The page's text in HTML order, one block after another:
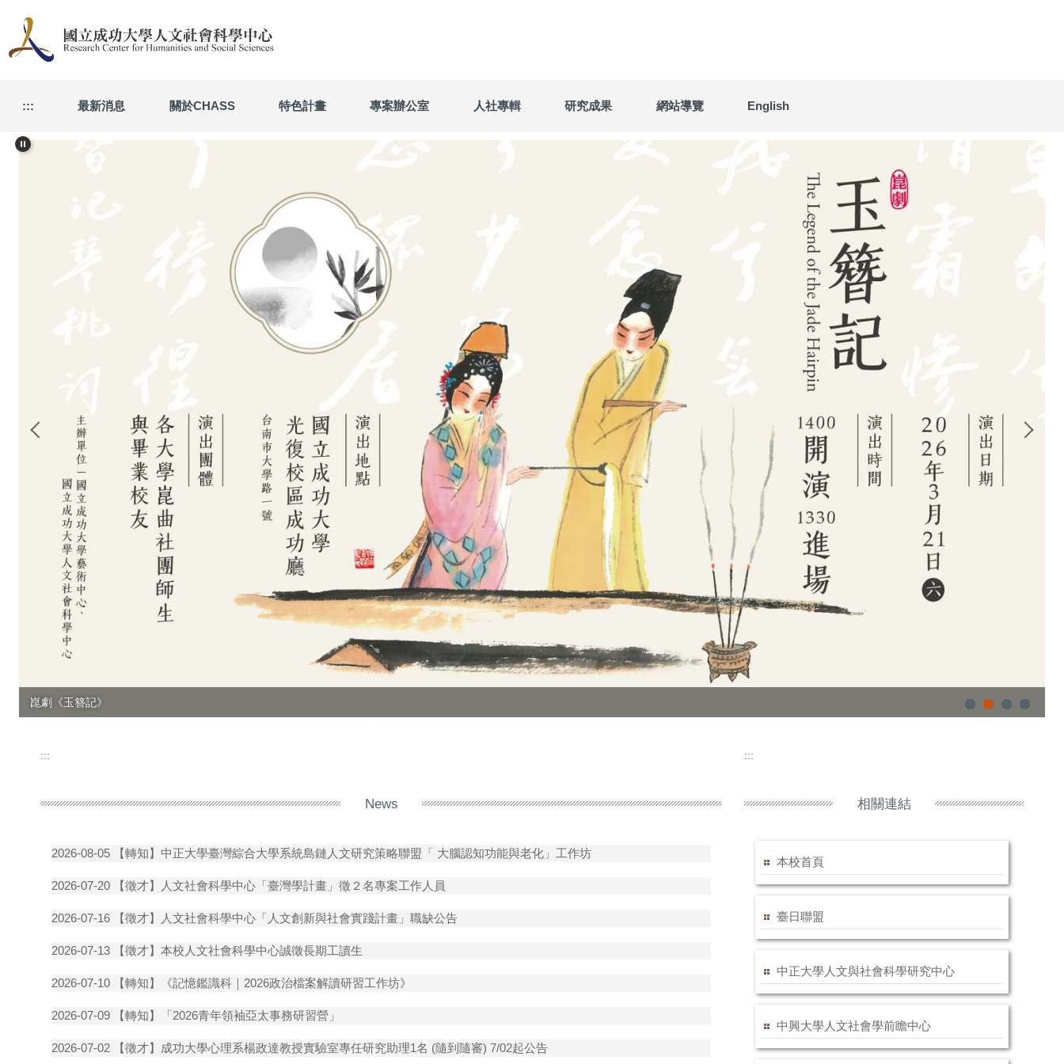
要
::: 最新消息 關於CHASS 特色計畫 專案辦公室 人社專輯 研究成果 網站導覽 English
崑劇《玉簪記》
:::
News
2026-08-05 【轉知】中正大學臺灣綜合大學系統島鏈人文研究策略聯盟「 大腦認知功能與老化」工作坊
2026-07-20 【徵才】人文社會科學中心「臺灣學計畫」徵２名專案工作人員
2026-07-16 【徵才】人文社會科學中心「人文創新與社會實踐計畫」職缺公告
2026-07-13 【徵才】本校人文社會科學中心誠徵長期工讀生
2026-07-10 【轉知】《記憶鑑識科｜2026政治檔案解讀研習工作坊》
2026-07-09 【轉知】「2026青年領袖亞太事務研習營」
2026-07-02 【徵才】成功大學心理系楊政達教授實驗室專任研究助理1名 (隨到隨審) 7/02起公告
:::
相關連結
本校首頁
臺日聯盟
中正大學人文與社會科學研究中心
中興大學人文社會學前瞻中心